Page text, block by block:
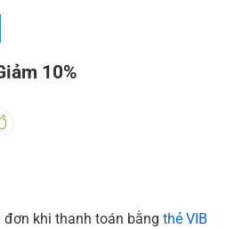
10%
đơn khi thanh toán bằng thẻ VIB